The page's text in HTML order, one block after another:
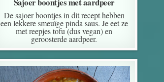
De sajoer boontjes in dit recept hebben
een lekkere smeuïge pinda saus. Je eet ze
met reepjes tofu (dus vegan) en
geroosterde aardpeer.